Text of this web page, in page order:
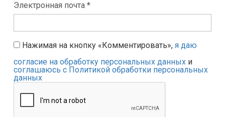
Электронная почта *
Нажимая на кнопку «Комментировать», я даю
согласие на обработку персональных данных и
соглашаюсь с Политикой обработки персональных
данных